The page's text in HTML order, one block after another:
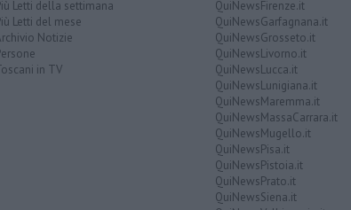
Letti della settimana
Letti del mese
Notizie
in TV
QuiNewsFirenze.it
QuiNewsGarfagnana.it
QuiNewsGrosseto.it
QuiNewsLivorno.it
QuiNewsLucca.it
QuiNewsLunigiana.it
QuiNewsMaremma.it
QuiNewsMassaCarrara.it
QuiNewsMugello.it
QuiNewsPisa.it
QuiNewsPistoia.it
QuiNewsPrato.it
QuiNewsSiena.it